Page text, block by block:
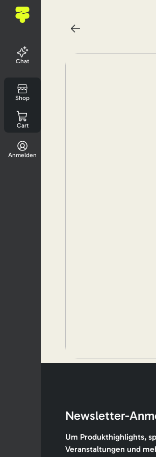
Chat
Shop
Cart
Anmelden
Newsletter-
Um Produkthighlights,
Veranstaltungen und